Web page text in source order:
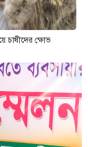
চাষীদের ক্ষোভ